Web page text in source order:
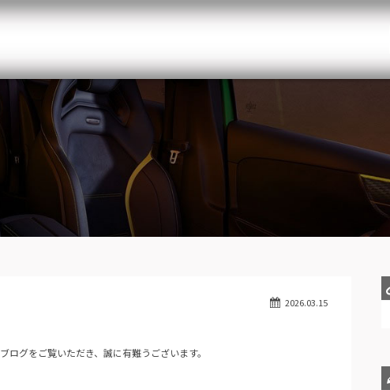
スベンツ専門 千葉北インター店
目玉車両一覧
ビス 買取無料査定
2026.03.15
グをご覧いただき、誠に有難うございます。